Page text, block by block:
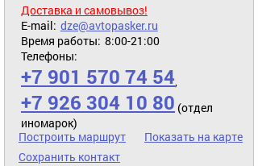
Доставка и самовывоз!
E-mail: dze@avtopasker.ru
Время работы: 8:00-21:00
Телефоны:
+7 901 570 74 54,
+7 926 304 10 80 (отдел
иномарок)
Построить маршрут
Показать на карте
Сохранить контакт